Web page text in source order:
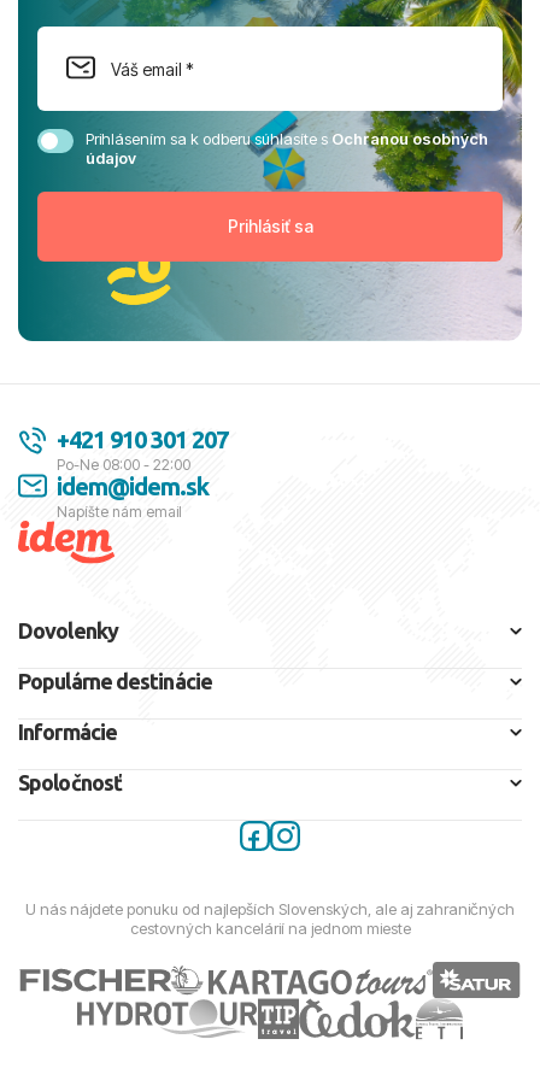
Prihlásením sa k odberu súhlasíte sOchranou osobných
údajov
+421 910 301 207
Po-Ne 08:00 - 22:00
idem@idem.sk
Napíšte nám email
Dovolenky
Populárne destinácie
Informácie
Spoločnosť
U nás nájdete ponuku od najlepších Slovenských, ale aj zahraničných
cestovných kancelárií na jednom mieste